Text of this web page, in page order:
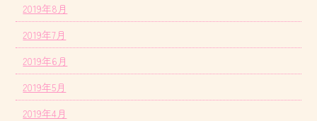
2019年8月
2019年7月
2019年6月
2019年5月
2019年4月